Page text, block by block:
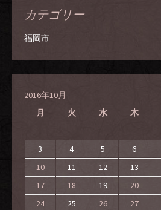
カテゴリー
福岡市
2016年10月
月
火 水 木
3
4 5 6
10
11 12 13
17
18 19 20
24
25 26 27